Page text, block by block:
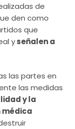
de
den como
que
yseñalen a
las partes en
las medidas
y la
médica